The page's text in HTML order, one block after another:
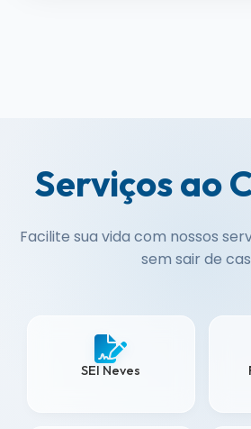
Serviços ao
Facilite sua vida com nossos
sem sair de
SEI Neves